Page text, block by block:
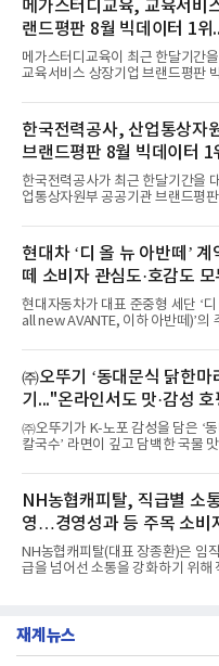
메가스터디교육, 교육서비
랜드평판 8월 빅데이터 1위
메가스터디교육이 최근 한달기간
교육서비스 상장기업 브랜드평판
일 한국기업평판연구소(소장 구창
비스 상장기업 브랜드를 대상으로
8월 7일까지 수집된 소비자 빅데
을 분석한 결과, 메가스터디교육이
1,710,926을 기록하며 8월 1위에
분석에 활용된 빅데이터는 지난 7
비 6.14% 증가한 수치로, 교육서비
디교육, 대교, 디지
한국전력공사, 산업통상자
브랜드평판 8월 빅데이터 1
한국전력공사가 최근 한달기간을
업통상자원부 공공기관 브랜드평
이 순으로 뒤를 이었다.7일 한국기
구창환)는 산업통상자원부 공공기
대상으로 지난 7월 7일부터 8월 7
자 빅데이터 91,102,549건을 분석
공사가 브랜드평판지수
1위에 올랐다고 밝혔다. 분석에 활
난 7월(88,893,823건) 대비 2.48%
수력원자력, 한국석
현대차 ‘디 올 뉴 아반떼’
떼 소비자 관심도·호감도
현대자동차가 대표 준중형 세단 ‘
all new AVANTE, 이하 아반떼)’의
떼는 6년 만에 선보이는 8세대 완
교한 선과 면을 중심으로 완성한
과거 중형 세단 수준으로 확대된
최고 수준의 안전성 ▲성능과 효율
행 완성도 ▲첨단 편의 및 디지털 사
글로벌 준중형 세단의 새로운 기준
는 가솔린 2.0과 1.6 하이브리드 두
넘
㈜오뚜기 ‘동대문식 닭한마
기..."온라인서도 맛·감성
㈜오뚜기가 K-노포 감성을 담은 ‘
칼국수’ 라면이 깊고 담백한 국물
혔다.‘동대문식 닭한마리 칼국수’
소비자 호응에 힘입어 지난 7월 13
단 18일 만에 누적 판매량 50만 개
거두었다.이번 신제품은 개발진이
전문점을 직접 찾아 다니며 최적의
했다. 자극적이지 않으면서도 깊은
개운한 풍미를 더했으며, 국물이
서도
NH농협캐피탈, 직급별 소
영…경영성과 등 주목 소비
NH농협캐피탈(대표 장종환)은 임
급을 넘어선 소통을 강화하기 위해
영지원부 홍보팀과 2026년 새로이
재계뉴스